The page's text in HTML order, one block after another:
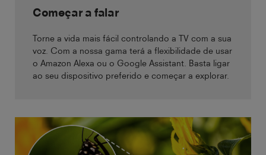
Começar a falar
Torne a vida mais fácil controlando a TV com a sua
voz. Com a nossa gama terá a flexibilidade de usar
o Amazon Alexa ou o Google Assistant. Basta ligar
ao seu dispositivo preferido e começar a explorar.